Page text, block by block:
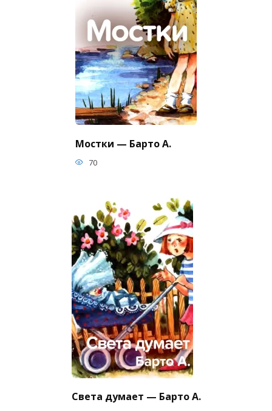
Мостки — Барто А.
70
Света думает — Барто А.